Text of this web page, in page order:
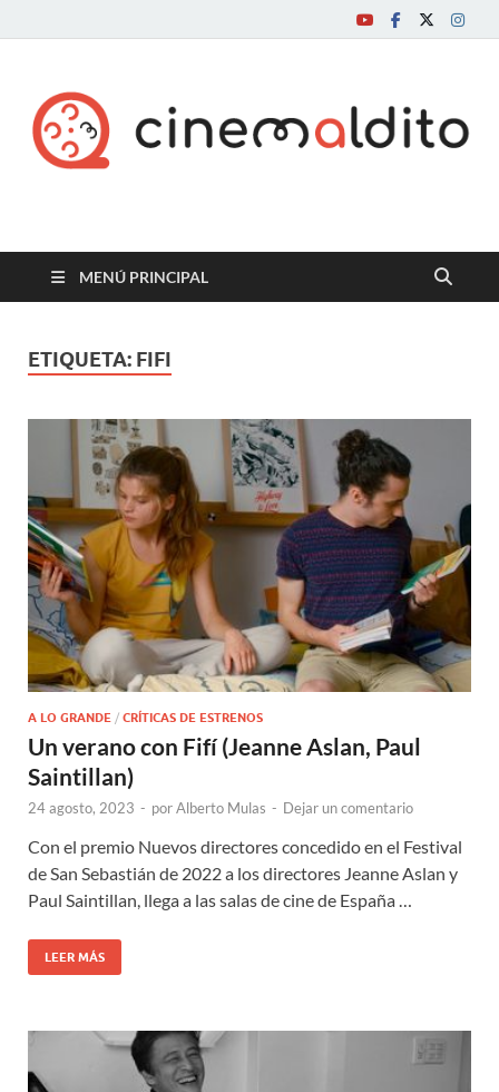
Cine maldito
MENÚ PRINCIPAL
ETIQUETA: FIFI
A LO GRANDE / CRÍTICAS DE ESTRENOS
Un verano con Fifí (Jeanne Aslan, Paul
Saintillan)
24 agosto, 2023 - porAlberto Mulas - Dejar un comentario
Con el premio Nuevos directores concedido en el Festival
de San Sebastián de 2022 a los directores Jeanne Aslan y
Paul Saintillan, llega a las salas de cine de España …
LEER MÁS